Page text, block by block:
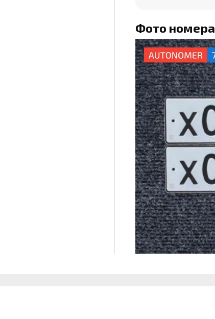
Фото номера